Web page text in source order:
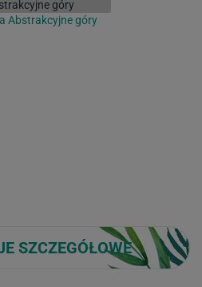
Abstrakcyjne góry
SZCZEGÓŁOWE